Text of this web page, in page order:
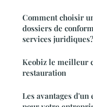
Comment choisir
dossiers de
services juridiques?
Keobiz le meilleur
restauration
Les avantages